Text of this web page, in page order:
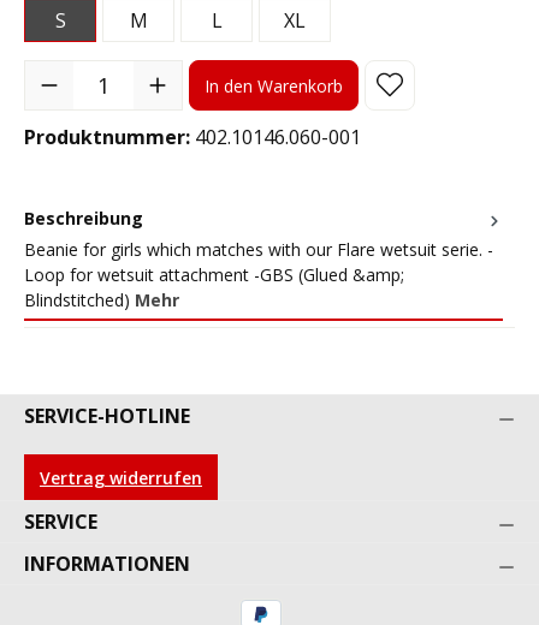
S M L XL
Produkt Anzahl: Gib den gewünschten Wert ein oder benutze
In den Warenkorb
Produktnummer: 402.10146.060-001
Beschreibung
Beanie for girls which matches with our Flare wetsuit serie. -
Loop for wetsuit attachment -GBS (Glued &amp;
Blindstitched) Mehr
SERVICE-HOTLINE
Vertrag widerrufen
SERVICE
INFORMATIONEN